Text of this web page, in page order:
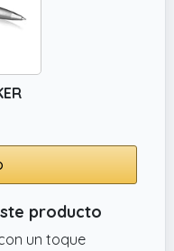
producto
un toque